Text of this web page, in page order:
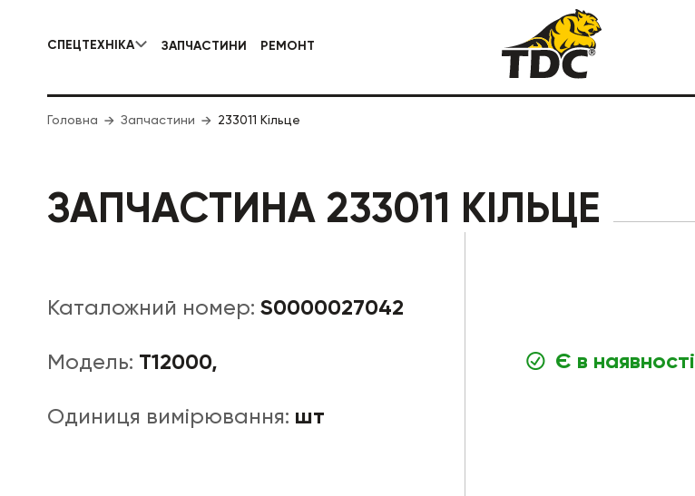
СПЕЦТЕХНІКА
КОМУНАЛЬНА СПЕЦТЕХНІКА
ЗАПЧАСТИНИ РЕМОНТ
Головна Запчастини 233011 Кільце
ЗАПЧАСТИНА 233011 КІЛЬЦЕ
Каталожний номер: S0000027042
Модель: T12000,
Одиниця вимірювання: шт
Є в наявності